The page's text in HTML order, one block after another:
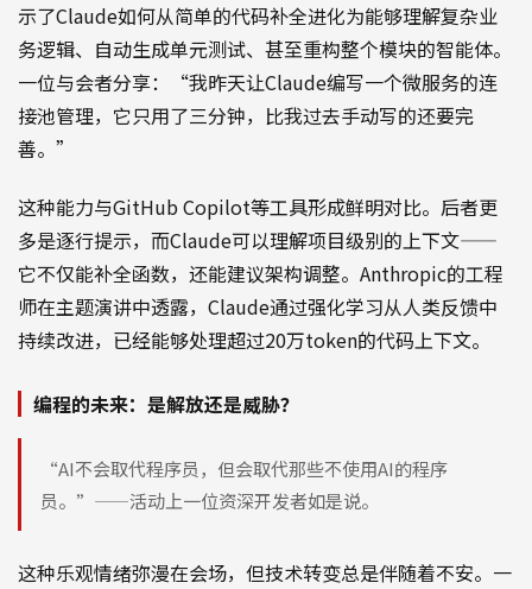
示了Claude如何从简单的代码补全进化为能够理解复杂业
务逻辑、自动生成单元测试、甚至重构整个模块的智能体。
一位与会者分享：“我昨天让Claude编写一个微服务的连
接池管理，它只用了三分钟，比我过去手动写的还要完
善。”
这种能力与GitHub Copilot等工具形成鲜明对比。后者更
多是逐行提示，而Claude可以理解项目级别的上下文——
它不仅能补全函数，还能建议架构调整。Anthropic的工程
师在主题演讲中透露，Claude通过强化学习从人类反馈中
持续改进，已经能够处理超过20万token的代码上下文。
编程的未来：是解放还是威胁？
“AI不会取代程序员，但会取代那些不使用AI的程序
员。”——活动上一位资深开发者如是说。
这种乐观情绪弥漫在会场，但技术转变总是伴随着不安。一